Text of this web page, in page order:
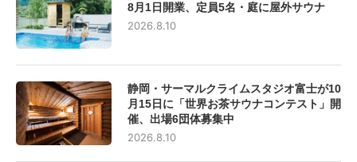
8月1日開業、定員5名・庭に屋外サウナ
2026.8.10
静岡・サーマルクライムスタジオ富士が10
月15日に「世界お茶サウナコンテスト」開
催、出場6団体募集中
2026.8.10